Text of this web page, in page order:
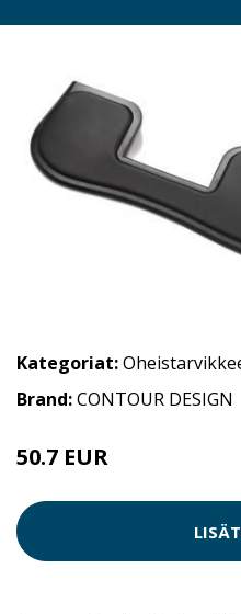
Kategoriat:
Brand:CONTOUR DESIGN
50.7 EUR